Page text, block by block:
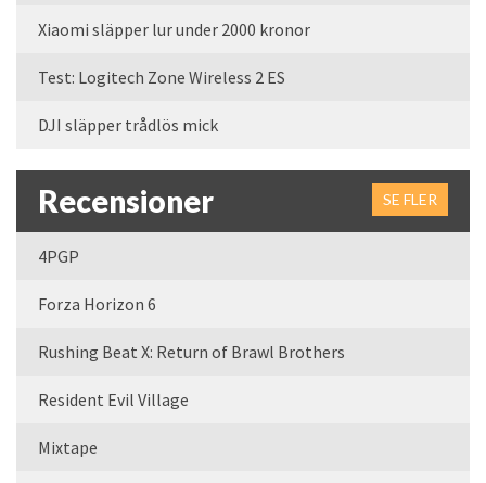
Xiaomi släpper lur under 2000 kronor
Test: Logitech Zone Wireless 2 ES
DJI släpper trådlös mick
Recensioner SE FLER
4PGP
Forza Horizon 6
Rushing Beat X: Return of Brawl Brothers
Resident Evil Village
Mixtape